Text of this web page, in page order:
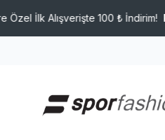
İlk Alışverişte 100 ₺ İndirim!KOD: